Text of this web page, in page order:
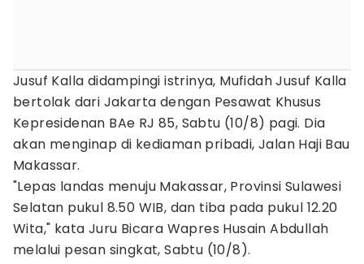
Jusuf Kalla didampingi istrinya, Mufidah Jusuf Kalla
bertolak dari Jakarta dengan Pesawat Khusus
Kepresidenan BAe RJ 85, Sabtu (10/8) pagi. Dia
akan menginap di kediaman pribadi, Jalan Haji Bau
Makassar.
"Lepas landas menuju Makassar, Provinsi Sulawesi
Selatan pukul 8.50 WIB, dan tiba pada pukul 12.20
Wita," kata Juru Bicara Wapres Husain Abdullah
melalui pesan singkat, Sabtu (10/8).